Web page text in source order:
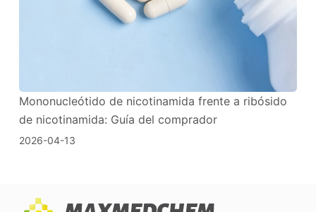
Mononucleótido de nicotinamida frente a ribósido
de nicotinamida: Guía del comprador
2026-04-13